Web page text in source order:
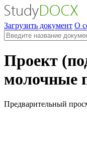
Загрузить документ О
Проект
молочные
Предварительный